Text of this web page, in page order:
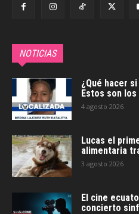
NOTICIAS
¿Qué hacer
Estos son los
4 agosto 2026
Lucas el
alimentaria
3 agosto 2026
El cine
concierto